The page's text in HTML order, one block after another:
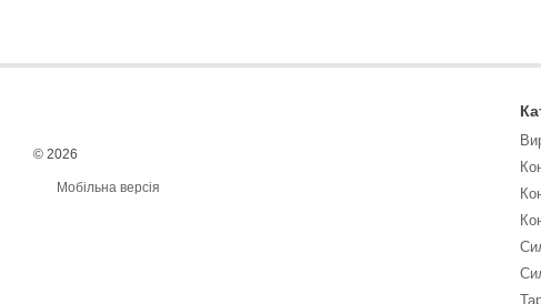
© 2026
Мобільна версія